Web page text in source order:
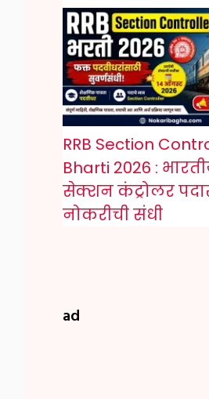
RRB Section
Bharti 2026 :
सेक्शन कंट्रोलर
नोकरीची संधी
ad